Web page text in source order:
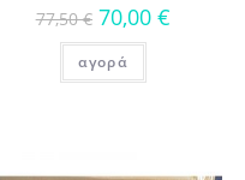
77,50€ 70,00 €
αγορά